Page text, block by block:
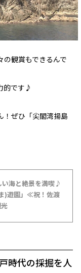
の観賞もできるんで
的です♪
！ぜひ「尖閣湾揚島
い海と絶景を満喫♪
)遊園」≪祝！佐渡
時代の採掘を人